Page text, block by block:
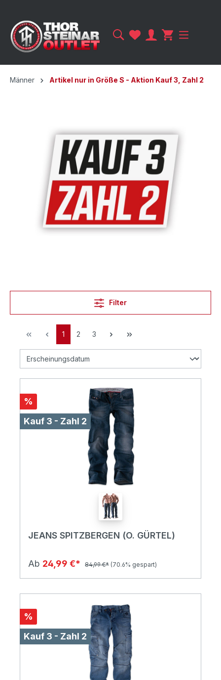
Männer Artikel nur in Größe S - Aktion Kauf 3, Zahl 2
Filter
1 2 3
%
Kauf 3 - Zahl 2
JEANS SPITZBERGEN (O. GÜRTEL)
Ab 24,99 €* 84,99 €* (70.6% gespart)
%
Kauf 3 - Zahl 2